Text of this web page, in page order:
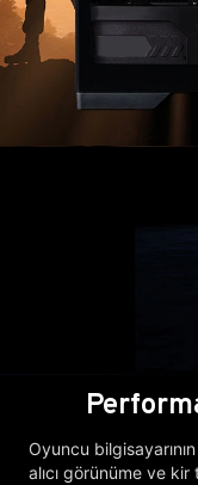
Oyuncu
alıcı görünüme ve kir